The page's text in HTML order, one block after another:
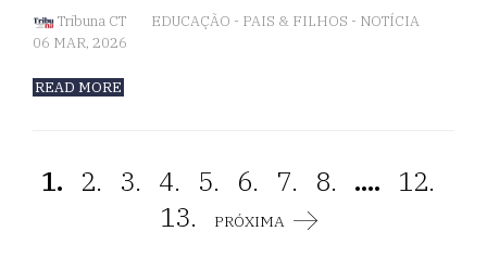
Tribuna CT EDUCAÇÃO - PAIS & FILHOS - NOTÍCIA
06 MAR, 2026
READ MORE
1. 2. 3. 4. 5. 6. 7. 8. .... 12.
13.
PRÓXIMA